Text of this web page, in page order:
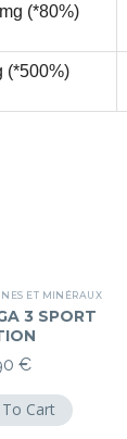
(*80%)
(*500%)
ET MINÉRAUX
3 SPORT
€
Cart